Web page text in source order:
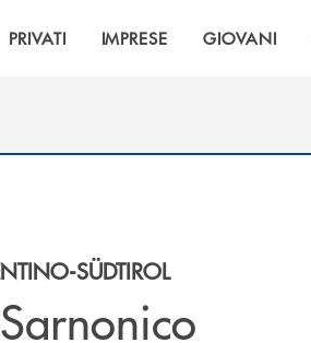
PRIVATI IMPRESE GIOVANI
SÜDTIROL